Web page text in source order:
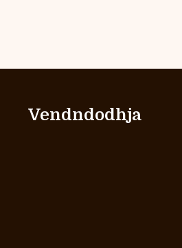
Vendndodhja